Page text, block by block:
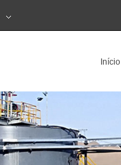
Início